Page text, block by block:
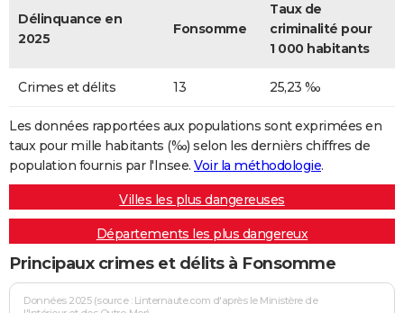
Délinquance en
2025
Fonsomme
Taux de
criminalité pour
1 000 habitants
Crimes et délits 13 25,23 ‰
Les données rapportées aux populations sont exprimées en
taux pour mille habitants (‰) selon les dernièrs chiffres de
population fournis par l'Insee. Voir la méthodologie.
Villes les plus dangereuses
Départements les plus dangereux
Principaux crimes et délits à Fonsomme
Données 2025 (source : Linternaute.com d'après le Ministère de